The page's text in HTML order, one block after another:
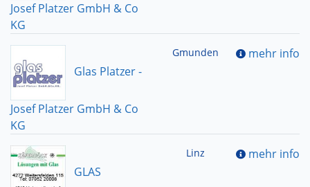
Josef Platzer GmbH & Co
KG
Glas Platzer -
Josef Platzer GmbH & Co
KG
Gmunden mehr info
GLAS
Linz mehr info